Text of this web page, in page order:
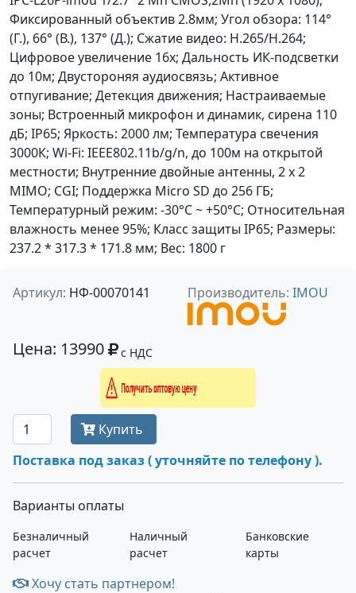
Фиксированный объектив 2.8мм; Угол обзора: 114°
(Г.), 66° (В.), 137° (Д.); Сжатие видео: H.265/H.264;
Цифровое увеличение 16x; Дальность ИК-подсветки
до 10м; Двустороняя аудиосвязь; Активное
отпугивание; Детекция движения; Настраиваемые
зоны; Встроенный микрофон и динамик, сирена 110
дБ; IP65; Яркость: 2000 лм; Температура свечения
3000К; Wi-Fi: IEEE802.11b/g/n, до 100м на открытой
местности; Внутренние двойные антенны, 2 x 2
MIMO; CGI; Поддержка Micro SD до 256 ГБ;
Температурный режим: -30°C ~ +50°C; Относительная
влажность менее 95%; Класс защиты IP65; Размеры:
237.2 * 317.3 * 171.8 мм; Вес: 1800 г
Артикул: НФ-00070141 Производитель: IMOU
Цена: 13990 с НДС
Получить оптовую цену
Купить
Поставка под заказ ( уточняйте по телефону ).
Варианты оплаты
Безналичный
расчет
Наличный
расчет
Банковские
карты
Хочу стать партнером!